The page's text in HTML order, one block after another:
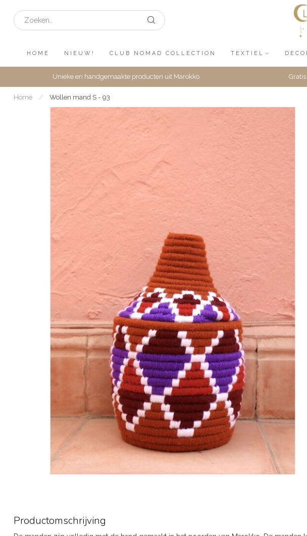
HOME NIEUW! CLUB NOMAD COLLECTION TEXTIEL
Unieke en handgemaakte producten uit Marokko
Home / Wollen mand S - 93
Productomschrijving